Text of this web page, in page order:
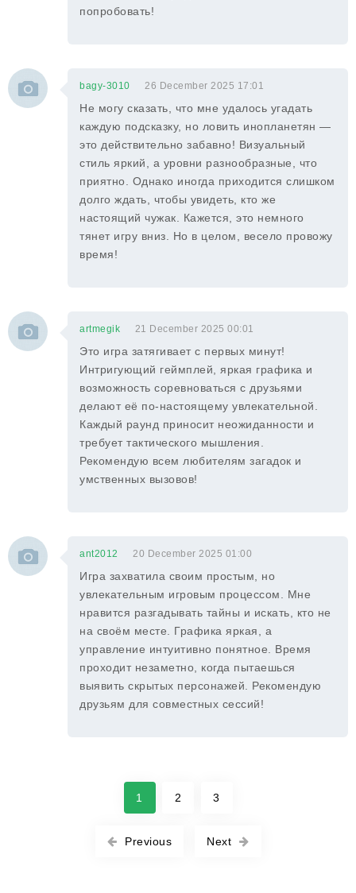
попробовать!
bagy-3010 26 December 2025 17:01
Не могу сказать, что мне удалось угадать
каждую подсказку, но ловить инопланетян —
это действительно забавно! Визуальный
стиль яркий, а уровни разнообразные, что
приятно. Однако иногда приходится слишком
долго ждать, чтобы увидеть, кто же
настоящий чужак. Кажется, это немного
тянет игру вниз. Но в целом, весело провожу
время!
artmegik 21 December 2025 00:01
Это игра затягивает с первых минут!
Интригующий геймплей, яркая графика и
возможность соревноваться с друзьями
делают её по-настоящему увлекательной.
Каждый раунд приносит неожиданности и
требует тактического мышления.
Рекомендую всем любителям загадок и
умственных вызовов!
ant2012 20 December 2025 01:00
Игра захватила своим простым, но
увлекательным игровым процессом. Мне
нравится разгадывать тайны и искать, кто не
на своём месте. Графика яркая, а
управление интуитивно понятное. Время
проходит незаметно, когда пытаешься
выявить скрытых персонажей. Рекомендую
друзьям для совместных сессий!
Previous
1 2 3
Next